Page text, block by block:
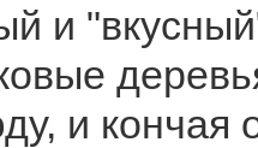
и
и кончая